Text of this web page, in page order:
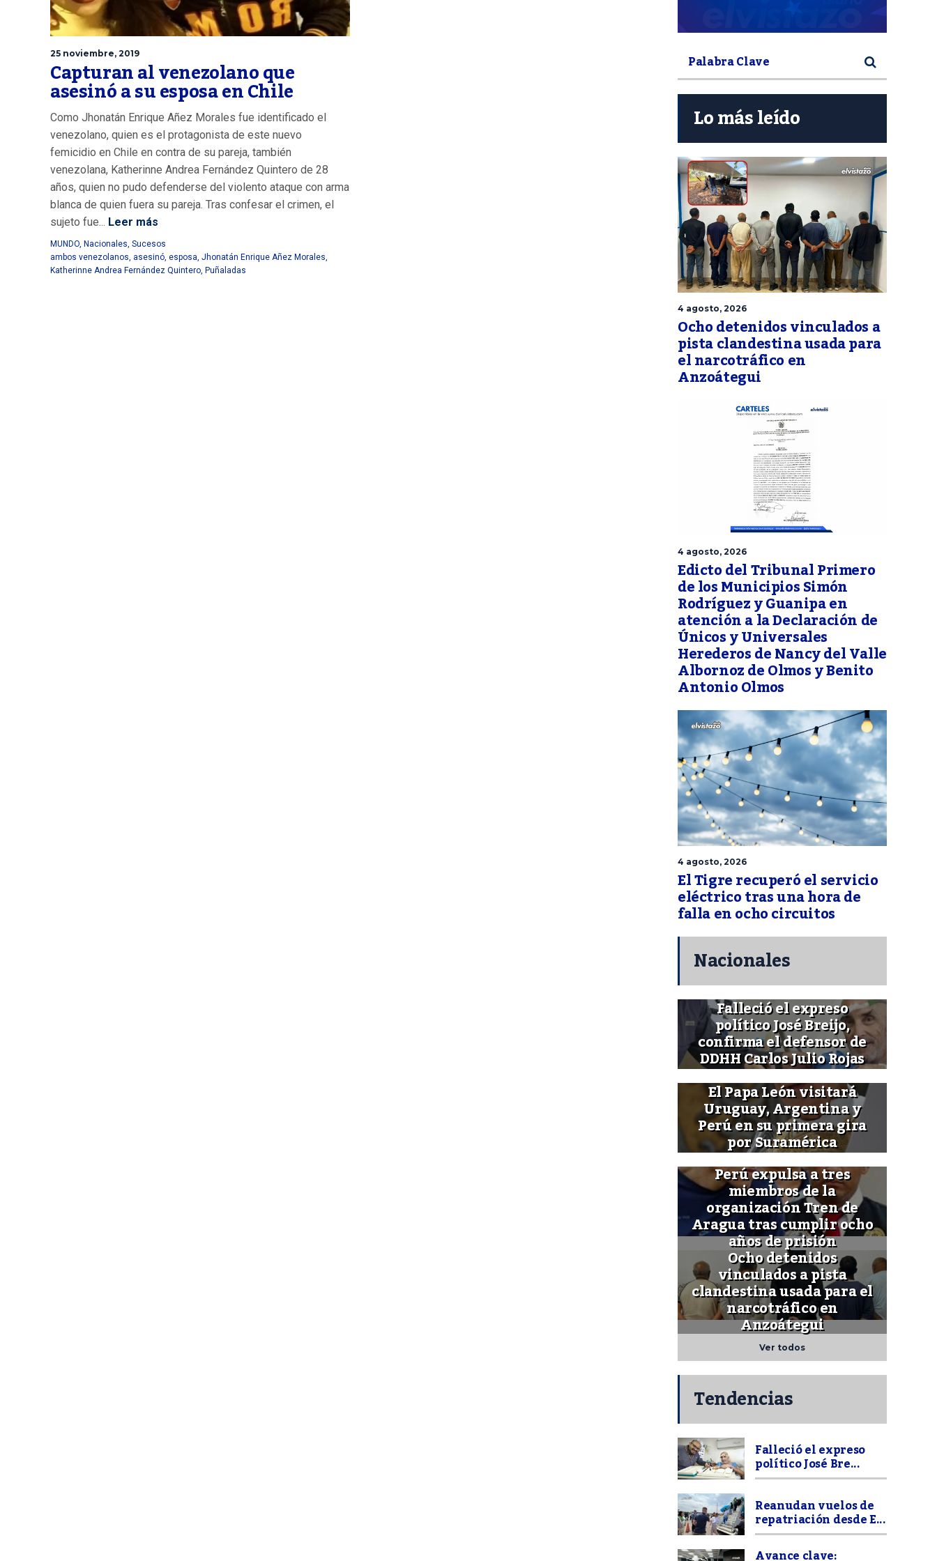
25 noviembre, 2019
Capturan al venezolano que
asesinó a su esposa en Chile
Como Jhonatán Enrique Añez Morales fue identificado el
venezolano, quien es el protagonista de este nuevo
femicidio en Chile en contra de su pareja, también
venezolana, Katherinne Andrea Fernández Quintero de 28
años, quien no pudo defenderse del violento ataque con arma
blanca de quien fuera su pareja. Tras confesar el crimen, el
sujeto fue... Leer más
MUNDO, Nacionales, Sucesos
ambos venezolanos, asesinó, esposa, Jhonatán Enrique Añez Morales,
Katherinne Andrea Fernández Quintero, Puñaladas
Lo más leído
4 agosto, 2026
Ocho detenidos vinculados a
pista clandestina usada para
el narcotráfico en
Anzoátegui
4 agosto, 2026
Edicto del Tribunal Primero
de los Municipios Simón
Rodríguez y Guanipa en
atención a la Declaración de
Únicos y Universales
Herederos de Nancy del Valle
Albornoz de Olmos y Benito
Antonio Olmos
4 agosto, 2026
El Tigre recuperó el servicio
eléctrico tras una hora de
falla en ocho circuitos
Nacionales
Falleció el expreso
político José Breijo,
confirma el defensor de
DDHH Carlos Julio Rojas
El Papa León visitará
Uruguay, Argentina y
Perú en su primera gira
por Suramérica
Perú expulsa a tres
miembros de la
organización Tren de
Aragua tras cumplir ocho
años de prisión
Ocho detenidos
vinculados a pista
clandestina usada para el
narcotráfico en
Anzoátegui
Ver todos
Tendencias
Falleció el expreso
político José Bre...
Reanudan vuelos de
repatriación desde E...
Avance clave: